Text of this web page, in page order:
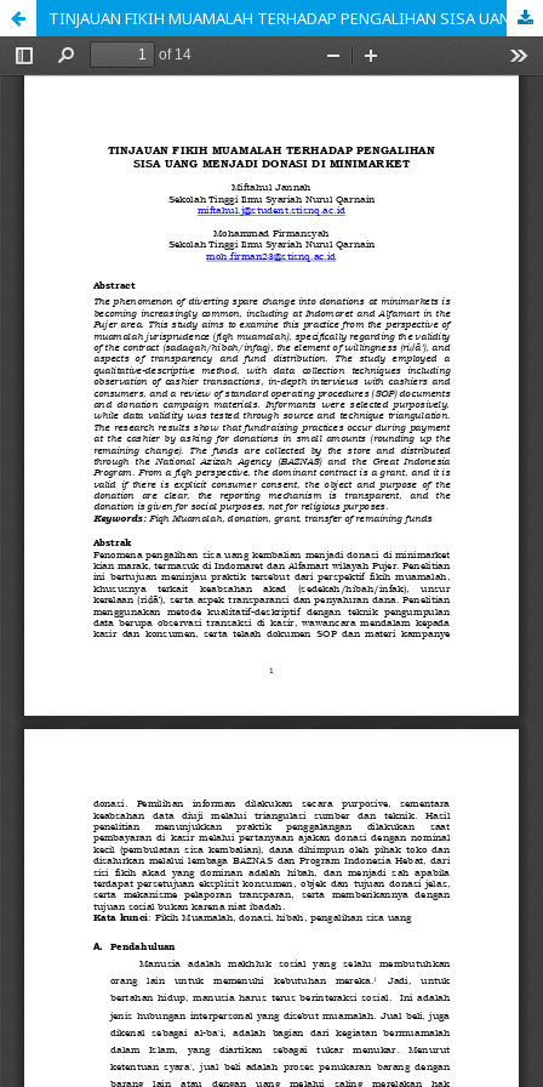
TINJAUAN FIKIH MUAMALAH TERHADAP PENGALIHAN SISA UANG MENJADI DONASI DI MINIMARKET